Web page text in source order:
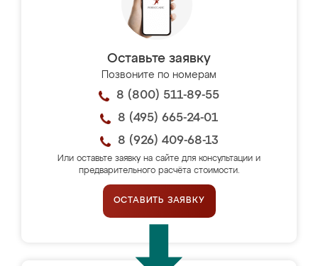
Оставьте заявку
Позвоните по номерам
8 (800) 511-89-55
8 (495) 665-24-01
8 (926) 409-68-13
Или оставьте заявку на сайте для консультации и
предварительного расчёта стоимости.
ОСТАВИТЬ ЗАЯВКУ